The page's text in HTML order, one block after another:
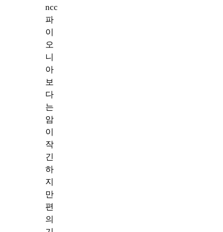
ncc
파
이
오
니
아
보
다
는
암
이
작
긴
하
지
만
편
의